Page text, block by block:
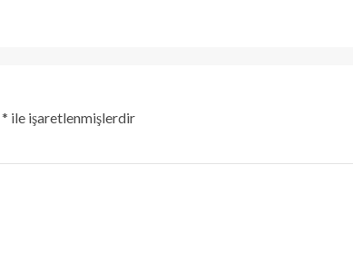
* ile işaretlenmişlerdir